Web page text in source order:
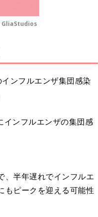
GliaStudios
ンフルエンザ集団感染
インフルエンザの集団感
、半年遅れでインフルエ
もピークを迎える可能性